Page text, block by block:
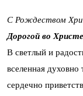
С Рождеством
Дорогой во
В светлый и
вселенная духовно
сердечно